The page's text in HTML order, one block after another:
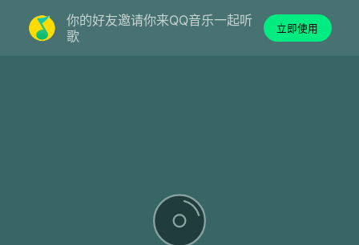
你的好友邀请你来QQ音乐一起听
歌
立即使用